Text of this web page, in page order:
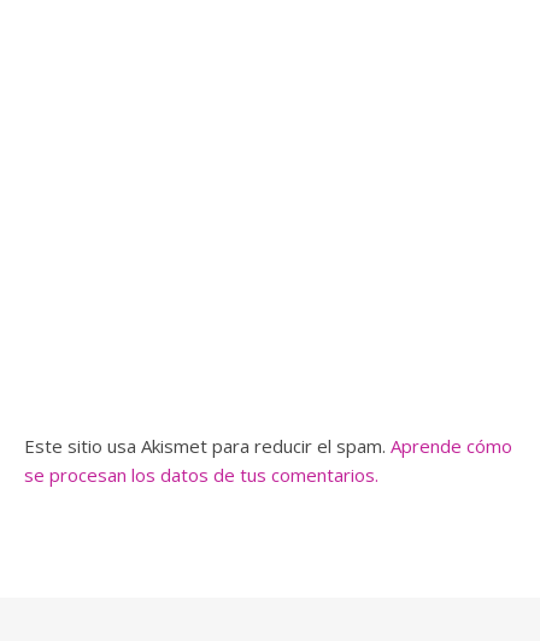
Este sitio usa Akismet para reducir el spam. Aprende cómo
se procesan los datos de tus comentarios.